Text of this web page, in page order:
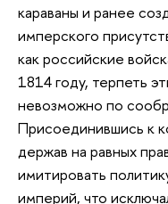
караваны и ранее
имперского
как российские
1814 году, терпеть
невозможно по
Присоединившись к
держав на равных
имитировать
империй, что